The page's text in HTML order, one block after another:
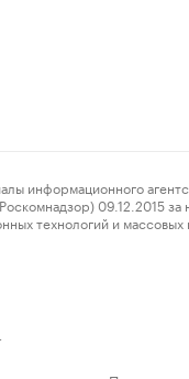
09.12.2015
технологий и